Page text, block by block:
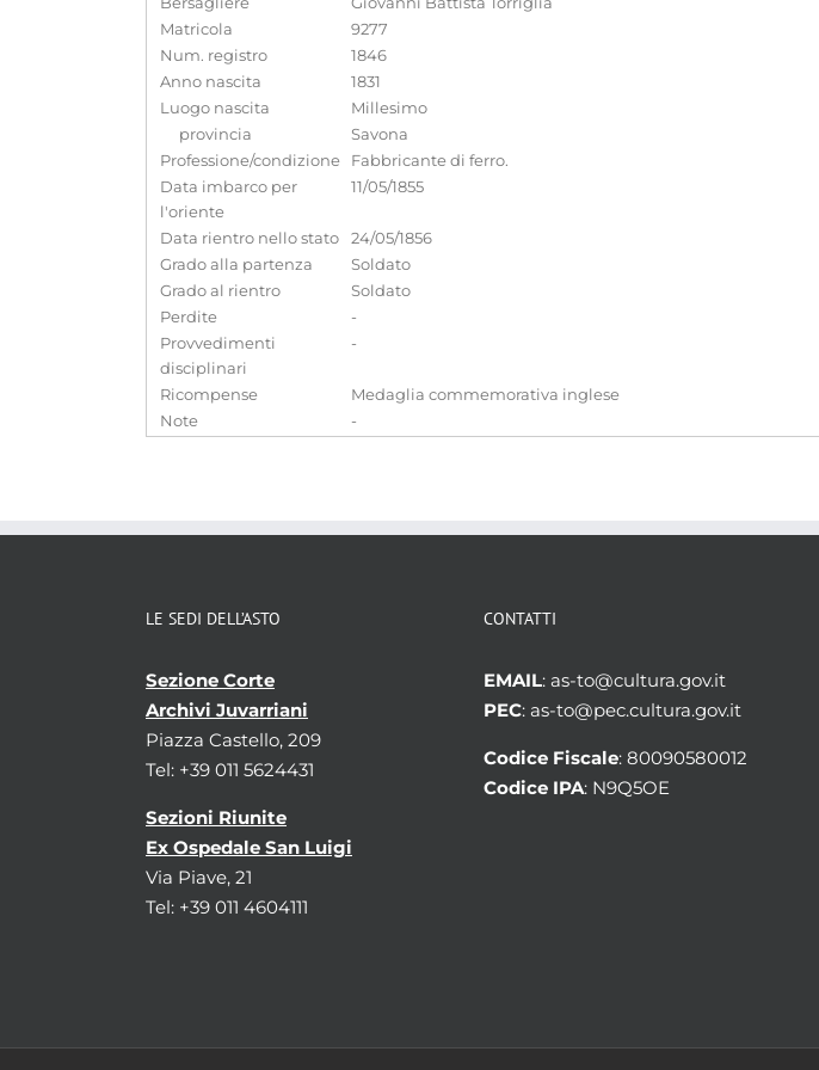
Matricola
9277
Num. registro
1846
Anno nascita
1831
Luogo nascita
Millesimo
provincia
Savona
Professione/condizione
Fabbricante di ferro.
Data imbarco per
l'oriente
11/05/1855
Data rientro nello stato
24/05/1856
Grado alla partenza
Soldato
Grado al rientro
Soldato
Perdite
-
Provvedimenti
disciplinari
-
Ricompense
Medaglia commemorativa inglese
Note
-
LE SEDI DELL’ASTO
Sezione Corte
Archivi Juvarriani
Piazza Castello, 209
Tel: +39 011 5624431
Sezioni Riunite
Ex Ospedale San Luigi
Via Piave, 21
Tel: +39 011 4604111
CONTATTI
EMAIL: as-to@cultura.gov.it
PEC: as-to@pec.cultura.gov.it
Codice Fiscale: 80090580012
Codice IPA: N9Q5OE